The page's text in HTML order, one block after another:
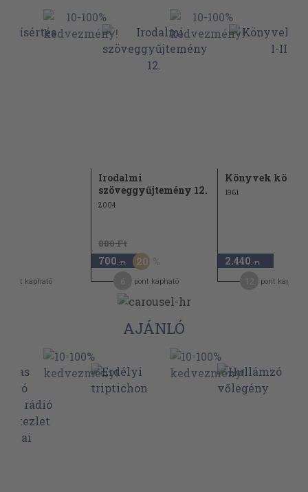
pont kapható
Irodalmi
szöveggyűjtemény 12.
2004
880 Ft
700 ,-Ft 20
pont kapható
Könyvek
1961
2.440 ,-Ft
pont kapható
AJÁNLÓ